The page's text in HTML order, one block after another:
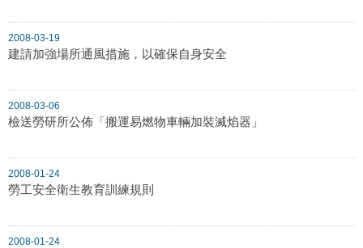
2008-03-19
建請加強場所通風措施，以確保自身安全
2008-03-06
檢送勞研所公佈「搬運易燃物車輛加裝滅焰器」
2008-01-24
勞工安全衛生教育訓練規則
2008-01-24